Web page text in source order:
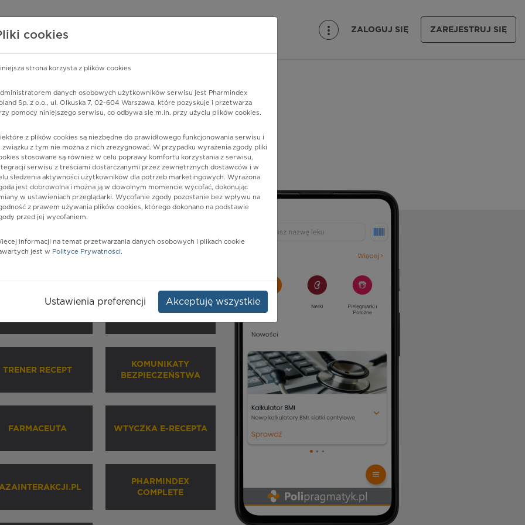
o lekach
PHARMINDEX ZALOGUJ SIĘ ZAREJESTRUJ SIĘ
kości, nieokreślone
ochrony zdrowia
INHALATORY
TRENER RECEPT
KOMUNIKATY
BEZPIECZEŃSTWA
FARMACEUTA WTYCZKA E-RECEPTA
PHARMINDEX
COMPLETE
cookies
strona korzysta z plików cookies
danych osobowych użytkowników serwisu jest Pharmindex
Sp. z o.o., ul. Olkuska 7, 02-604 Warszawa, które pozyskuje i przetwarza
pomocy niniejszego serwisu, co odbywa się m.in. przy użyciu plików cookies.
z plików cookies są niezbędne do prawidłowego funkcjonowania serwisu i
związku z tym nie można z nich zrezygnować. W przypadku wyrażenia zgody pliki
stosowane są również w celu poprawy komfortu korzystania z serwisu,
serwisu z treściami dostarczanymi przez zewnętrznych dostawców i w
śledzenia aktywności użytkowników dla potrzeb marketingowych. Wyrażona
jest dobrowolna i można ją w dowolnym momencie wycofać, dokonując
w ustawieniach przeglądarki. Wycofanie zgody pozostanie bez wpływu na
z prawem używania plików cookies, którego dokonano na podstawie
przed jej wycofaniem.
informacji na temat przetwarzania danych osobowych i plikach cookie
jest w Polityce Prywatności.
Ustawienia preferencji Akceptuję wszystkie